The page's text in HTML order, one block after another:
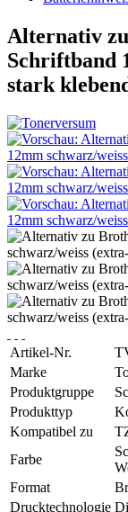
Alternativ
Schriftband
stark
Artikel-Nr.
Marke
Produktgruppe
Produkttyp
Kompatibel zu
Farbe
Format
Drucktechnologie